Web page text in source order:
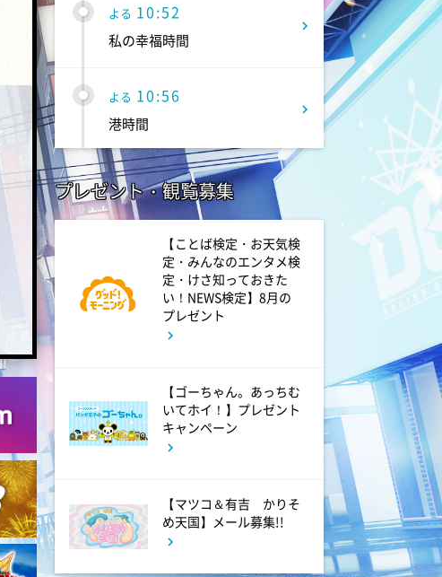
よる 10:52
私の幸福時間
よる 10:56
港時間
よる 11:00
熱闘甲子園 涙は、強さにな
る。
よる 11:30
夏色の雲が恋と嵐をまきおこ
0:00
天幕のジャードゥーガル
#7【イマニメーション】
テレ朝サマフェス音楽LIVEダイ
ジェスト
プレゼント・観覧募集
【ことば検定・お天気検
定・みんなのエンタメ検
定・けさ知っておきた
い！NEWS検定】8月の
プレゼント
【ゴーちゃん。あっちむ
いてホイ！】プレゼント
キャンペーン
【マツコ＆有吉 かりそ
め天国】メール募集!!